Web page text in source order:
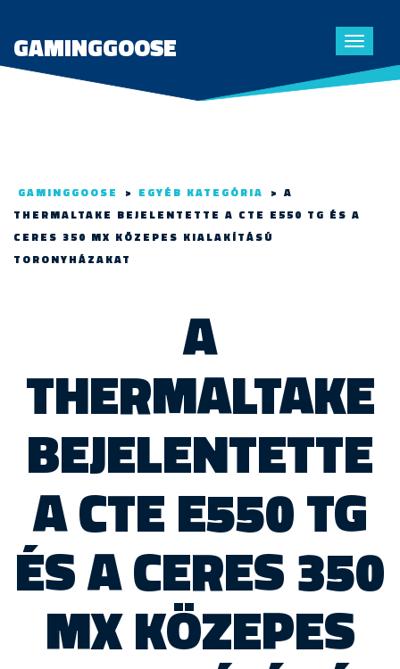
Toggle
GAMINGGOOSE
GAMINGGOOSE > EGYÉB KATEGÓRIA > A
THERMALTAKE BEJELENTETTE A CTE E550 TG ÉS A
CERES 350 MX KÖZEPES KIALAKÍTÁSÚ
TORONYHÁZAKAT
A
THERMALTAKE
BEJELENTETTE
A CTE E550 TG
ÉS A CERES 350
MX KÖZEPES